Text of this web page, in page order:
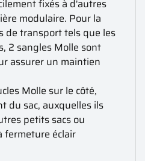
fixés à d'autres
modulaire. Pour la
de transport tels que les
2 sangles Molle sont
assurer un maintien
Molle sur le côté,
du sac, auxquelles ils
petits sacs ou
fermeture éclair